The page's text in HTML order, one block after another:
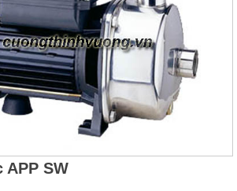
SW